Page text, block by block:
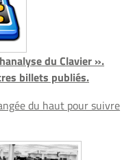
du Clavier ».
billets publiés.
du haut pour suivre